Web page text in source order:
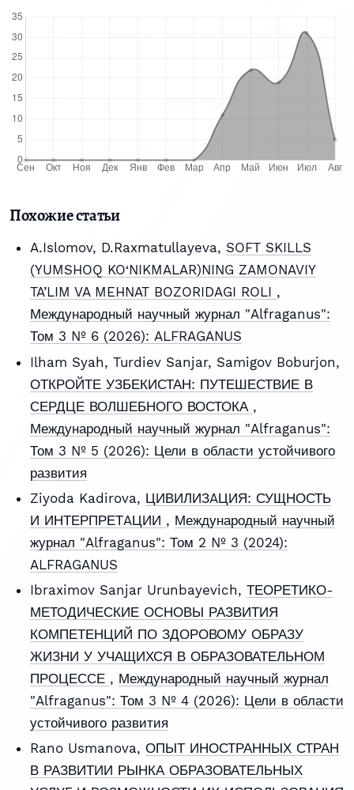
Похожие статьи
A.Islomov, D.Raxmatullayeva, SOFT SKILLS
(YUMSHOQ KO‘NIKMALAR)NING ZAMONAVIY
TA’LIM VA MEHNAT BOZORIDAGI ROLI ,
Международный научный журнал "Alfraganus":
Том 3 № 6 (2026): ALFRAGANUS
Ilham Syah, Turdiev Sanjar, Samigov Boburjon,
ОТКРОЙТЕ УЗБЕКИСТАН: ПУТЕШЕСТВИЕ В
СЕРДЦЕ ВОЛШЕБНОГО ВОСТОКА ,
Международный научный журнал "Alfraganus":
Том 3 № 5 (2026): Цели в области устойчивого
развития
Ziyoda Kadirova, ЦИВИЛИЗAЦИЯ: СУЩНОСТЬ
И ИНТЕРПРЕТAЦИИ , Международный научный
журнал "Alfraganus": Том 2 № 3 (2024):
ALFRAGANUS
Ibraximov Sanjar Urunbayevich, ТЕОРЕТИКО-
МЕТОДИЧЕСКИЕ ОСНОВЫ РАЗВИТИЯ
КОМПЕТЕНЦИЙ ПО ЗДОРОВОМУ ОБРАЗУ
ЖИЗНИ У УЧАЩИХСЯ В ОБРАЗОВАТЕЛЬНОМ
ПРОЦЕССЕ , Международный научный журнал
"Alfraganus": Том 3 № 4 (2026): Цели в области
устойчивого развития
Rano Usmanova, ОПЫТ ИНОСТРАННЫХ СТРАН
В РАЗВИТИИ РЫНКА ОБРАЗОВАТЕЛЬНЫХ